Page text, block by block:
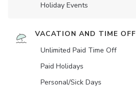
Holiday Events
VACATION AND TIME OFF
Unlimited Paid Time Off
Paid Holidays
Personal/Sick Days